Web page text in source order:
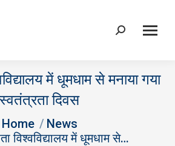
Search:
में धूमधाम से मनाया गया
स्वतंत्रता दिवस
Home
News
विश्वविद्यालय में धूमधाम से…